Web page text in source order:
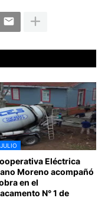
Eléctrica
Moreno acompañó
en el
N° 1 de